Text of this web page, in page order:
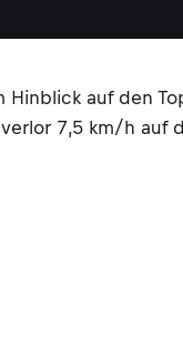
Hinblick auf den
verlor 7,5 km/h